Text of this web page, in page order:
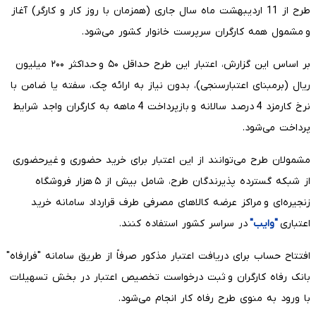
طرح از 11 اردیبهشت ماه سال جاری (همزمان با روز کار و کارگر) آغاز
و مشمول همه کارگران سرپرست خانوار کشور می‌شود.
بر اساس این گزارش، اعتبار این طرح حداقل ۵۰ و حداکثر ۲۰۰ میلیون
ریال (برمبنای اعتبارسنجی)، بدون نیاز به ارائه چک، سفته یا ضامن با
نرخ کارمزد 4 درصد سالانه و بازپرداخت 4 ماهه به کارگران واجد شرایط
پرداخت می‌شود.
مشمولان طرح می‌توانند از این اعتبار برای خرید حضوری و غیرحضوری
از شبکه گسترده پذیرندگان طرح، شامل بیش از ۵ هزار فروشگاه
زنجیره‌ای و مراکز عرضه کالاهای مصرفی طرف قرارداد سامانه خرید
اعتباری"وایب"در سراسر کشور استفاده کنند.
افتتاح حساب برای دریافت اعتبار مذکور صرفاً از طریق سامانه "فرارفاه"
بانک رفاه کارگران و ثبت درخواست تخصیص اعتبار در بخش تسهیلات
با ورود به منوی طرح رفاه کار انجام می‌شود.